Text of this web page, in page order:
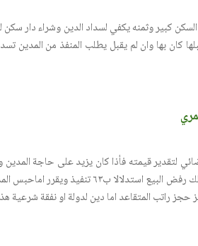
السكن كبير وثمنه يكفي لسداد الدين وشراء دار
كان بها وان لم يقبل يطلب المنفذ من المدين
لتقدير قيمته فأذا كان يزيد على حاجة المدين
ويوفي بالغرض قرر الاستمرار بأجراءات البيع م٥٩ تنفيذ